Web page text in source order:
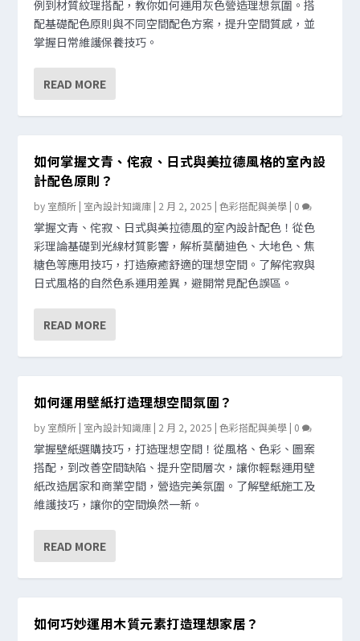
例到材質紋理搭配，教你如何運用灰色營造理想氛圍。搭
配基礎配色原則與不同空間配色方案，提升空間質感，並
掌握日常維護保養技巧。
READ MORE
如何掌握文青、侘寂、日式與美拉德風格的室內設
計配色原則？
by 室顏所 | 室內設計知識庫 | 2 月 2, 2025 |色彩搭配與美學 | 0
掌握文青、侘寂、日式與美拉德風的室內設計配色！從色
彩理論基礎到光線材質影響，解析莫蘭迪色、大地色、焦
糖色等應用技巧，打造療癒舒適的理想空間。了解侘寂與
日式風格的自然色系運用差異，避開常見配色誤區。
READ MORE
如何運用壁紙打造理想空間氛圍？
by 室顏所 | 室內設計知識庫 | 2 月 2, 2025 |色彩搭配與美學 | 0
掌握壁紙選購技巧，打造理想空間！從風格、色彩、圖案
搭配，到改善空間缺陷、提升空間層次，讓你輕鬆運用壁
紙改造居家和商業空間，營造完美氛圍。了解壁紙施工及
維護技巧，讓你的空間煥然一新。
READ MORE
如何巧妙運用木質元素打造理想家居？